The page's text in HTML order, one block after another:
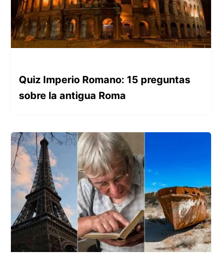
Quiz Imperio Romano: 15 preguntas
sobre la antigua Roma